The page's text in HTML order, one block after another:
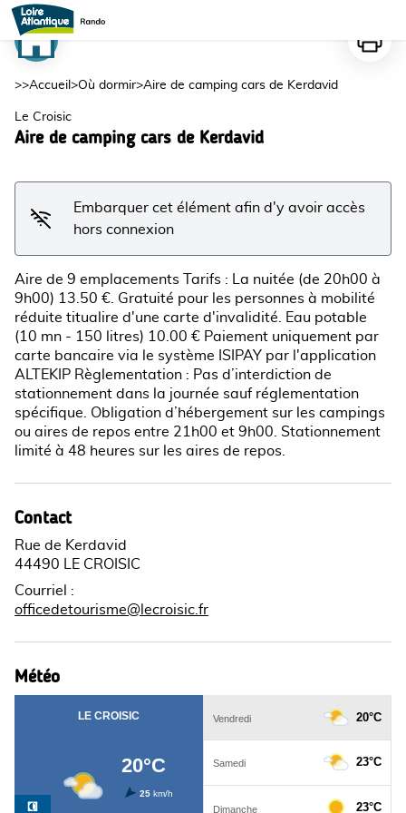
Aire de camping cars de Kerdavid
Voir l'image en plein écran
>>Accueil >Où dormir>Aire de camping cars de Kerdavid
Le Croisic
Aire de camping cars de Kerdavid
Embarquer cet élément afin d'y avoir accès
hors connexion
Aire de 9 emplacements Tarifs : La nuitée (de 20h00 à
9h00) 13.50 €. Gratuité pour les personnes à mobilité
réduite titualire d'une carte d'invalidité. Eau potable
(10 mn - 150 litres) 10.00 € Paiement uniquement par
carte bancaire via le système ISIPAY par l'application
ALTEKIP Règlementation : Pas d’interdiction de
stationnement dans la journée sauf réglementation
spécifique. Obligation d’hébergement sur les campings
ou aires de repos entre 21h00 et 9h00. Stationnement
limité à 48 heures sur les aires de repos.
Contact
Rue de Kerdavid
44490 LE CROISIC
Courriel
:
officedetourisme@lecroisic.fr
Météo